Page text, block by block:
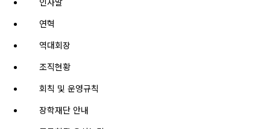
연혁
역대회장
조직현황
회칙 및 운영규칙
장학재단 안내